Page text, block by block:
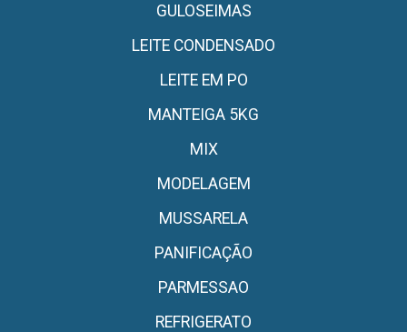
GULOSEIMAS
LEITE CONDENSADO
LEITE EM PO
MANTEIGA 5KG
MIX
MODELAGEM
MUSSARELA
PANIFICAÇÃO
PARMESSAO
REFRIGERATO